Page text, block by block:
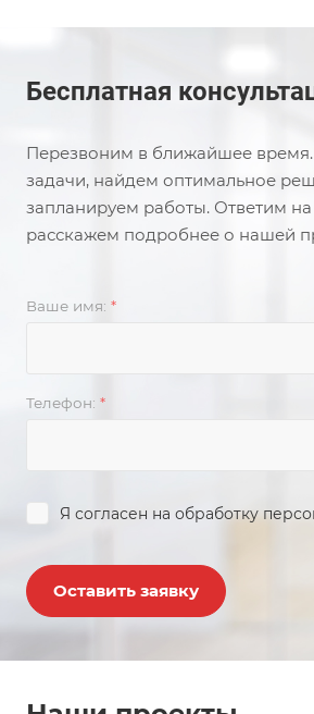
Бесплатная
Перезвоним в ближайшее
задачи, найдем оптимальное
запланируем работы. Ответим
расскажем подробнее о нашей
Ваше имя: *
Телефон: *
Я согласен на обработку
Оставить заявку